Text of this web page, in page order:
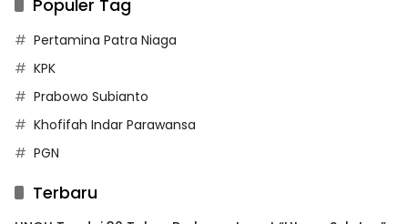
Populer Tag
Pertamina Patra Niaga
KPK
Prabowo Subianto
Khofifah Indar Parawansa
PGN
Terbaru